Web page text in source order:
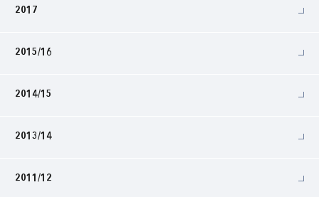
2017
2015/16
2014/15
2013/14
2011/12